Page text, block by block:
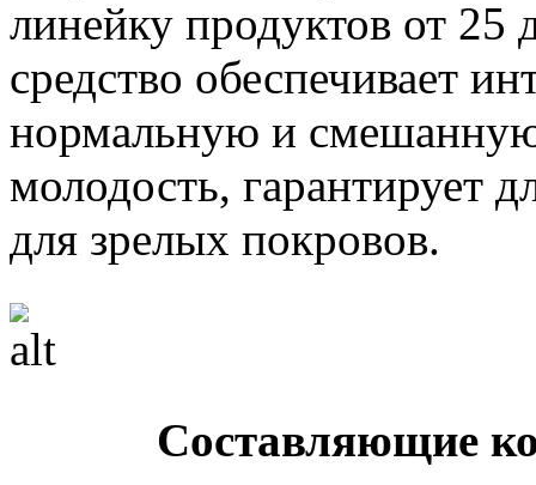
линейку продуктов от 25
средство обеспечивает
нормальную и смешанную
молодость, гарантирует
для зрелых покровов.
Составляющие